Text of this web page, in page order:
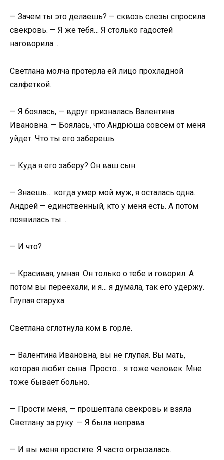
— Зачем ты это делаешь? — сквозь слезы спросила
свекровь. — Я же тебя… Я столько гадостей
наговорила…
Светлана молча протерла ей лицо прохладной
салфеткой.
— Я боялась, — вдруг призналась Валентина
Ивановна. — Боялась, что Андрюша совсем от меня
уйдет. Что ты его заберешь.
— Куда я его заберу? Он ваш сын.
— Знаешь… когда умер мой муж, я осталась одна.
Андрей — единственный, кто у меня есть. А потом
появилась ты…
— И что?
— Красивая, умная. Он только о тебе и говорил. А
потом вы переехали, и я… я думала, так его удержу.
Глупая старуха.
Светлана сглотнула ком в горле.
— Валентина Ивановна, вы не глупая. Вы мать,
которая любит сына. Просто… я тоже человек. Мне
тоже бывает больно.
— Прости меня, — прошептала свекровь и взяла
Светлану за руку. — Я была неправа.
— И вы меня простите. Я часто огрызалась.